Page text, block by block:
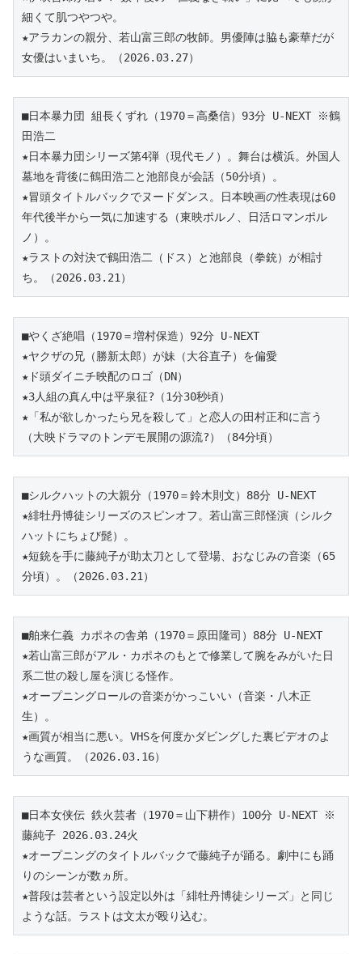
細くて肌つやつや。
★アラカンの親分、若山富三郎の牧師。男優陣は脇も豪華だが
女優はいまいち。（2026.03.27）
■日本暴力団 組長くずれ（1970＝高桑信）93分 U-NEXT ※鶴
田浩二
★日本暴力団シリーズ第4弾（現代モノ）。舞台は横浜。外国人
墓地を背後に鶴田浩二と池部良が会話（50分頃）。
★冒頭タイトルバックでヌードダンス。日本映画の性表現は60
年代後半から一気に加速する（東映ポルノ、日活ロマンポル
ノ）。
★ラストの対決で鶴田浩二（ドス）と池部良（拳銃）が相討
ち。（2026.03.21）
■やくざ絶唱（1970＝増村保造）92分 U-NEXT
★ヤクザの兄（勝新太郎）が妹（大谷直子）を偏愛
★ド頭ダイニチ映配のロゴ（DN）
★3人組の真ん中は平泉征?（1分30秒頃）
★「私が欲しかったら兄を殺して」と恋人の田村正和に言う
（大映ドラマのトンデモ展開の源流?）（84分頃）
■シルクハットの大親分（1970＝鈴木則文）88分 U-NEXT
★緋牡丹博徒シリーズのスピンオフ。若山富三郎怪演（シルク
ハットにちょび髭）。
★短銃を手に藤純子が助太刀として登場、おなじみの音楽（65
分頃）。
（2026.03.21）
■舶来仁義 カポネの舎弟（1970＝原田隆司）88分 U-NEXT
★若山富三郎がアル・カポネのもとで修業して腕をみがいた日
系二世の殺し屋を演じる怪作。
★オープニングロールの音楽がかっこいい（音楽・八木正
生）。
★画質が相当に悪い。VHSを何度かダビングした裏ビデオのよ
うな画質。
（2026.03.16）
■日本女侠伝 鉄火芸者（1970＝山下耕作）100分 U-NEXT ※
藤純子 2026.03.24火
★オープニングのタイトルバックで藤純子が踊る。劇中にも踊
りのシーンが数ヵ所。
★普段は芸者という設定以外は「緋牡丹博徒シリーズ」と同じ
ような話。ラストは文太が殴り込む。